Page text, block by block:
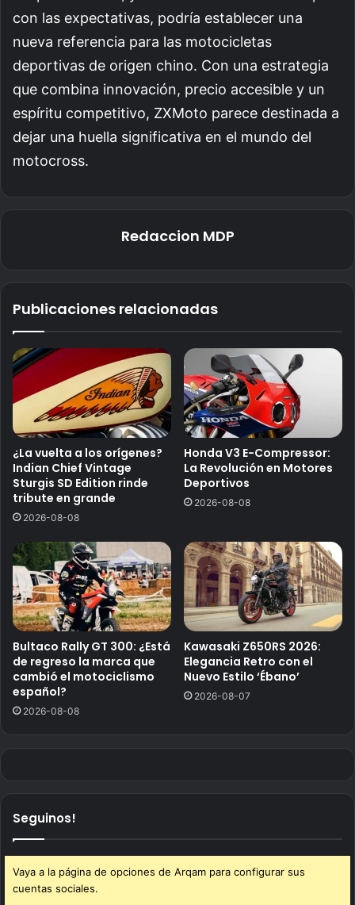
con las expectativas, podría establecer una
nueva referencia para las motocicletas
deportivas de origen chino. Con una estrategia
que combina innovación, precio accesible y un
espíritu competitivo, ZXMoto parece destinada a
dejar una huella significativa en el mundo del
motocross.
Redaccion MDP
Publicaciones relacionadas
¿La vuelta a los orígenes?
Indian Chief Vintage
Sturgis SD Edition rinde
tribute en grande
2026-08-08
Honda V3 E-Compressor:
La Revolución en Motores
Deportivos
2026-08-08
Bultaco Rally GT 300: ¿Está
de regreso la marca que
cambió el motociclismo
español?
2026-08-08
Kawasaki Z650RS 2026:
Elegancia Retro con el
Nuevo Estilo ‘Ébano’
2026-08-07
Seguinos!
Vaya a la página de opciones de Arqam para configurar sus
cuentas sociales.